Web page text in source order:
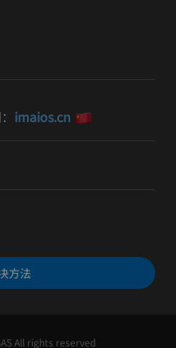
imaios.cn
方法
All rights reserved